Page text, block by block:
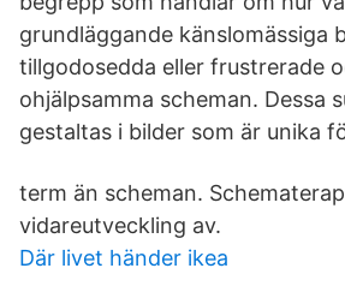
grundläggande känslomässiga
tillgodosedda eller frustrerade
ohjälpsamma scheman. Dessa
gestaltas i bilder som är unika
term än scheman.
vidareutveckling av.
Där livet händer ikea